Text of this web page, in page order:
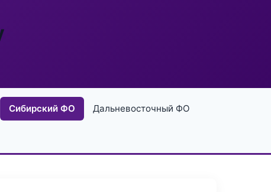
Сибирский ФО Дальневосточный ФО